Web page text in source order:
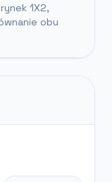
1X2,
obu